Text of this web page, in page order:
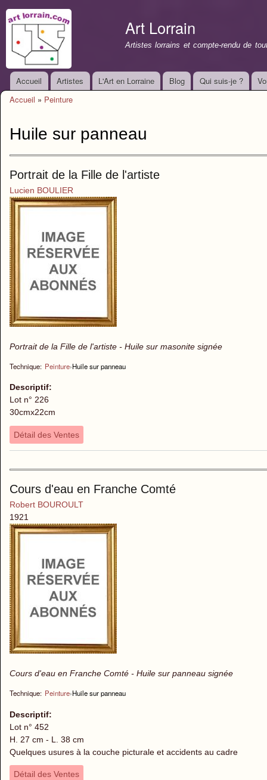
Art Lorrain
Artistes lorrains et compte-rendu de
Menu principal
Accueil Artistes L'Art en Lorraine Blog Qui suis-je ?
Accueil » Peinture
Huile sur panneau
Portrait de la Fille de l'artiste
Lucien BOULIER
Portrait de la Fille de l'artiste - Huile sur masonite signée
Technique: Peinture›Huile sur panneau
Descriptif:
Lot n° 226
30cmx22cm
Détail des Ventes
Cours d'eau en Franche Comté
Robert BOUROULT
1921
Cours d'eau en Franche Comté - Huile sur panneau signée
Technique: Peinture›Huile sur panneau
Descriptif:
Lot n° 452
H. 27 cm - L. 38 cm
Quelques usures à la couche picturale et accidents au cadre
Détail des Ventes